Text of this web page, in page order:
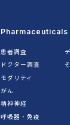
患者調査
ドクター調査
モダリティ
がん
精神神経
呼吸器・免疫